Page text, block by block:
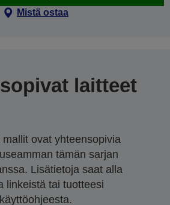
Mistä ostaa
laitteet
ovat yhteensopivia
tämän sarjan
Lisätietoja saat alla
linkeistä tai tuotteesi
käyttöohjeesta.